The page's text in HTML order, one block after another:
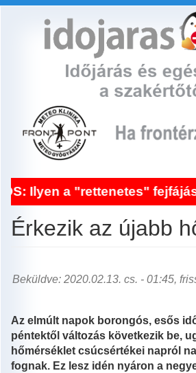
"rettenetes" fejfájás! És így
Érkezik az újabb
Beküldve: 2020.02.13. cs. - 01:45,
Az elmúlt napok borongós, esős
péntektől változás következik be,
hőmérséklet csúcsértékei napról
fognak. Ez lesz idén nyáron a